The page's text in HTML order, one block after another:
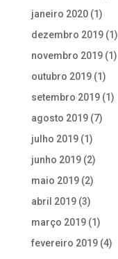
janeiro 2020(1)
dezembro 2019(1)
novembro 2019(1)
outubro 2019(1)
setembro 2019(1)
agosto 2019(7)
julho 2019(1)
junho 2019(2)
maio 2019(2)
abril 2019(3)
março 2019(1)
fevereiro 2019(4)